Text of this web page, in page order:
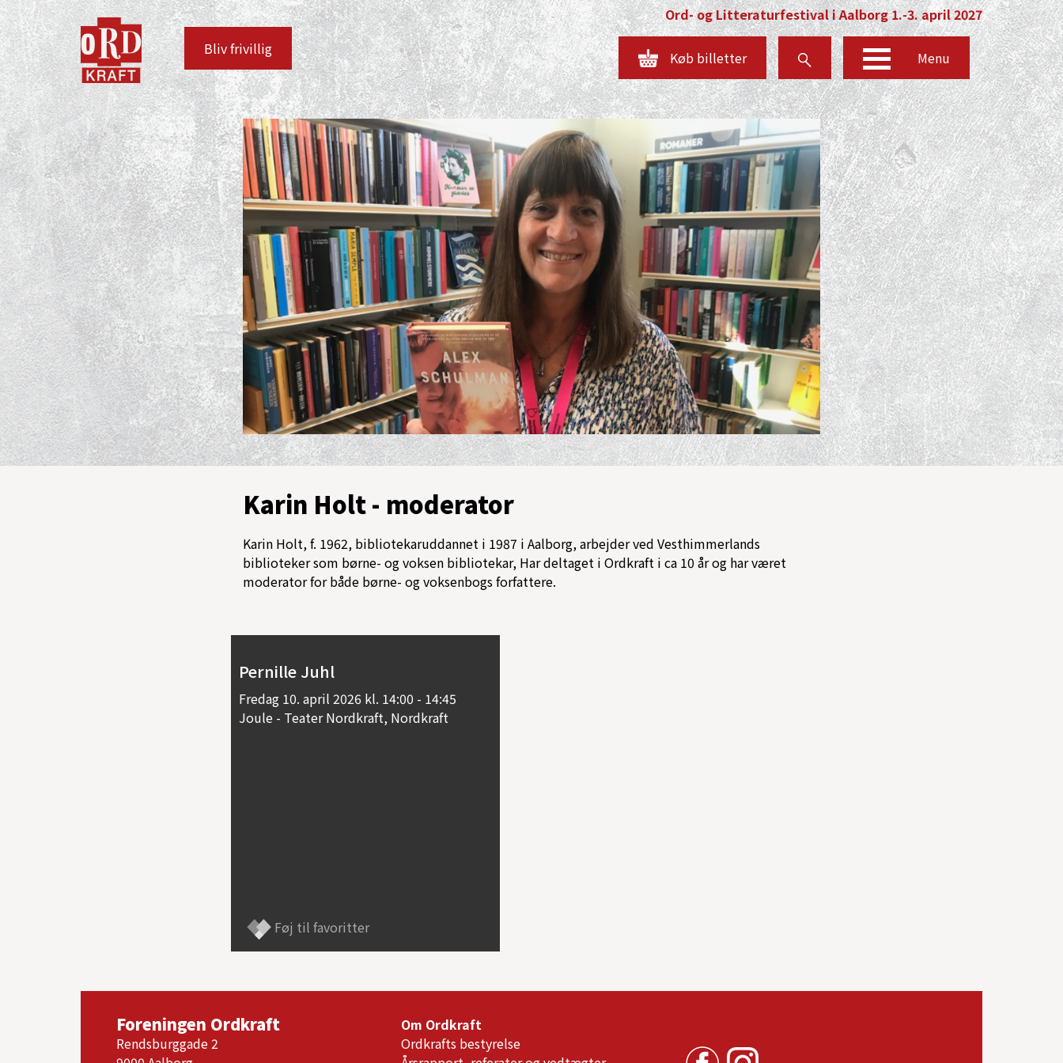
Bliv frivillig
Ord- og Litteraturfestival i Aalborg 1.-3. april 2027
Køb billetter Menu
Karin Holt - moderator
Karin Holt, f. 1962, bibliotekaruddannet i 1987 i Aalborg, arbejder ved Vesthimmerlands
biblioteker som børne- og voksen bibliotekar, Har deltaget i Ordkraft i ca 10 år og har været
moderator for både børne- og voksenbogs forfattere.
Pernille Juhl
Fredag 10. april 2026 kl. 14:00 - 14:45
Joule - Teater Nordkraft, Nordkraft
Føj til favoritter
Foreningen Ordkraft
Rendsburggade 2
Om Ordkraft
Ordkrafts bestyrelse